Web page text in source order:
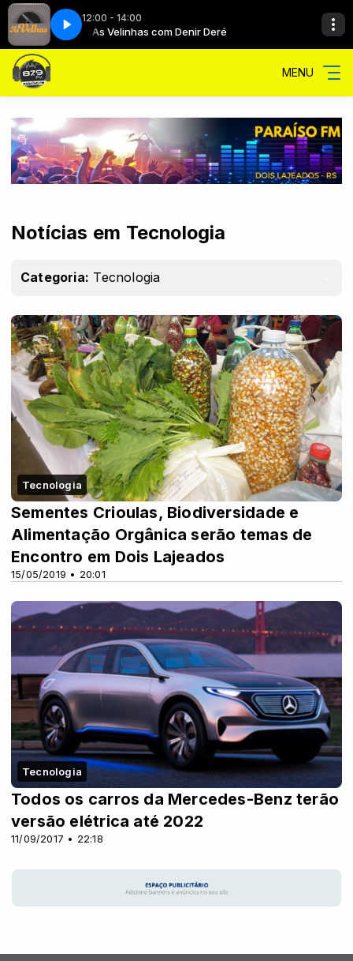
12:00 - 14:00
As Velinhas com Denir Deré
MENU
Notícias em Tecnologia
Categoria: Tecnologia
Tecnologia
15/05/2019 • 20:01
Sementes Crioulas, Biodiversidade e
Alimentação Orgânica serão temas de
Encontro em Dois Lajeados
Tecnologia
11/09/2017 • 22:18
Todos os carros da Mercedes-Benz terão
versão elétrica até 2022